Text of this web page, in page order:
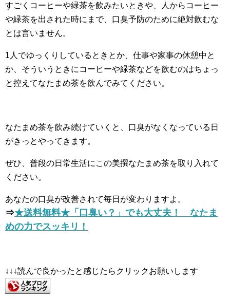
すごくコーヒーや緑茶を飲みたいときや、人からコーヒー
や緑茶を出された時にまで、口臭予防のために絶対飲むな
とは言いません。
1人でゆっくりしているときとか、仕事や家事の休憩中と
か、そういうときにコーヒーや緑茶などを飲むのはちょっ
と控えてなたまめ茶を飲んでみてください。
なたまめ茶を飲み続けていくと、口臭がなくなっている日
がきっとやってきます。
ぜひ、普段の日常生活にこの美撰なたまめ茶を取り入れて
ください。
あなたの口臭が改善されて毎日が変わりますよ。
⇒★送料無料★「口臭い？」でも大丈夫！ なたま
めの力でスッキリ！
↓↓↓読んで良かったと感じたらクリックお願いします